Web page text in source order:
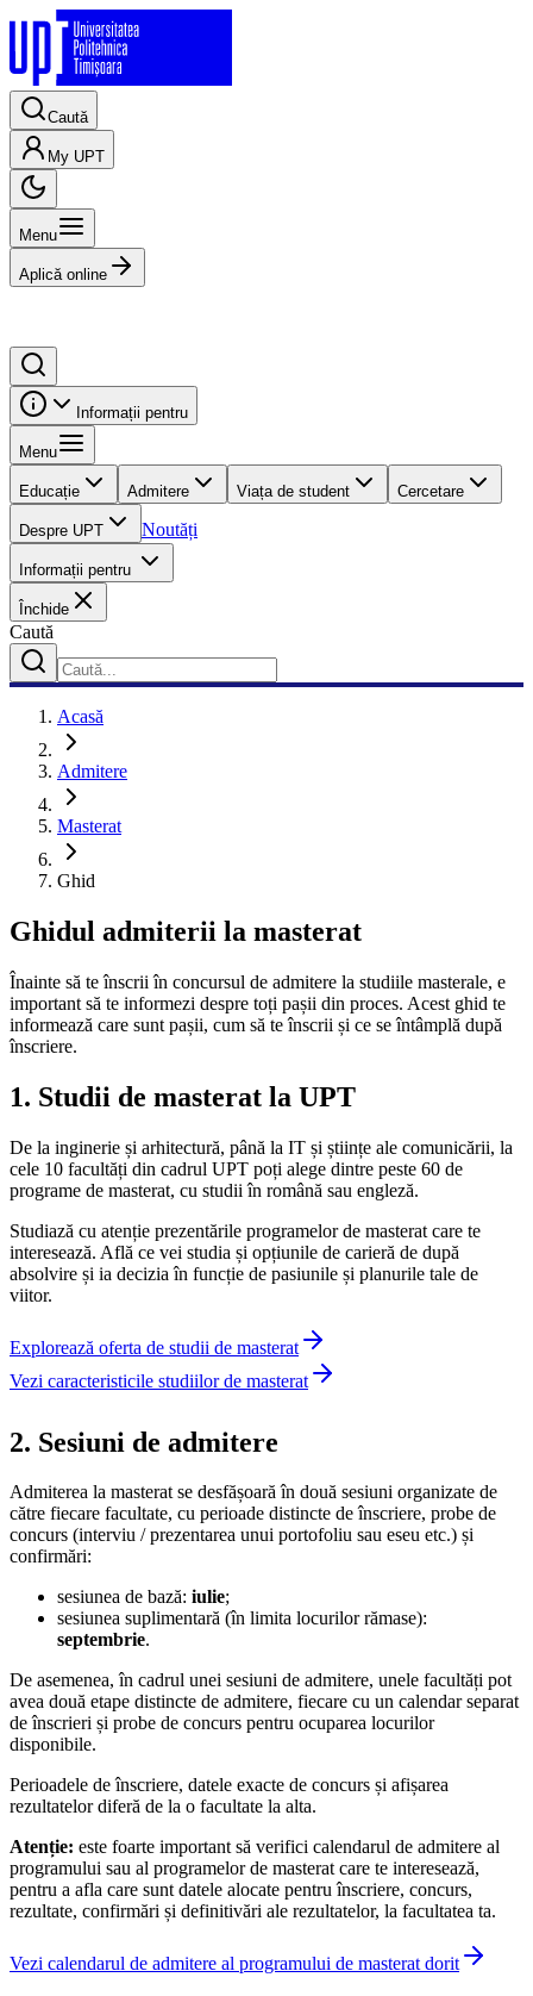
Caută
My UPT
Menu
Aplică online
Informații pentru
Menu
Educație Admitere Viața de student Cercetare
Despre UPT Noutăți
Informații pentru
Închide
Caută
Acasă
Admitere
Masterat
Ghid
Ghidul admiterii la masterat
Înainte să te înscrii în concursul de admitere la studiile masterale, e
important să te informezi despre toți pașii din proces. Acest ghid te
informează care sunt pașii, cum să te înscrii și ce se întâmplă după
înscriere.
1. Studii de masterat la UPT
De la inginerie și arhitectură, până la IT și științe ale comunicării, la
cele 10 facultăți din cadrul UPT poți alege dintre peste 60 de
programe de masterat, cu studii în română sau engleză.
Studiază cu atenție prezentările programelor de masterat care te
interesează. Află ce vei studia și opțiunile de carieră de după
absolvire și ia decizia în funcție de pasiunile și planurile tale de
viitor.
Explorează oferta de studii de masterat
Vezi caracteristicile studiilor de masterat
2. Sesiuni de admitere
Admiterea la masterat se desfășoară în două sesiuni organizate de
către fiecare facultate, cu perioade distincte de înscriere, probe de
concurs (interviu / prezentarea unui portofoliu sau eseu etc.) și
confirmări:
sesiunea de bază: iulie;
sesiunea suplimentară (în limita locurilor rămase):
septembrie.
De asemenea, în cadrul unei sesiuni de admitere, unele facultăți pot
avea două etape distincte de admitere, fiecare cu un calendar separat
de înscrieri și probe de concurs pentru ocuparea locurilor
disponibile.
Perioadele de înscriere, datele exacte de concurs și afișarea
rezultatelor diferă de la o facultate la alta.
Atenție: este foarte important să verifici calendarul de admitere al
programului sau al programelor de masterat care te interesează,
pentru a afla care sunt datele alocate pentru înscriere, concurs,
rezultate, confirmări și definitivări ale rezultatelor, la facultatea ta.
Vezi calendarul de admitere al programului de masterat dorit